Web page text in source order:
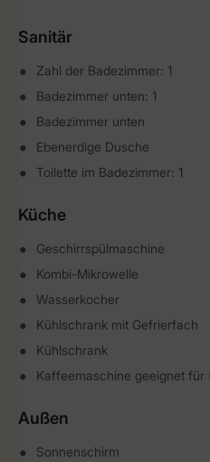
Sanitär
Zahl der Badezimmer: 1
Badezimmer unten: 1
Badezimmer unten
Ebenerdige Dusche
Toilette im Badezimmer: 1
Küche
Geschirrspülmaschine
Kombi-Mikrowelle
Wasserkocher
Kühlschrank mit Gefrierfach
Kühlschrank
Kaffeemaschine geeignet für
Außen
Sonnenschirm